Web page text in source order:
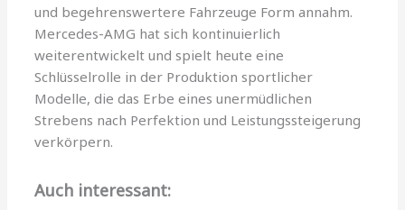
und begehrenswertere Fahrzeuge Form annahm.
Mercedes-AMG hat sich kontinuierlich
weiterentwickelt und spielt heute eine
Schlüsselrolle in der Produktion sportlicher
Modelle, die das Erbe eines unermüdlichen
Strebens nach Perfektion und Leistungssteigerung
verkörpern.
Auch interessant: